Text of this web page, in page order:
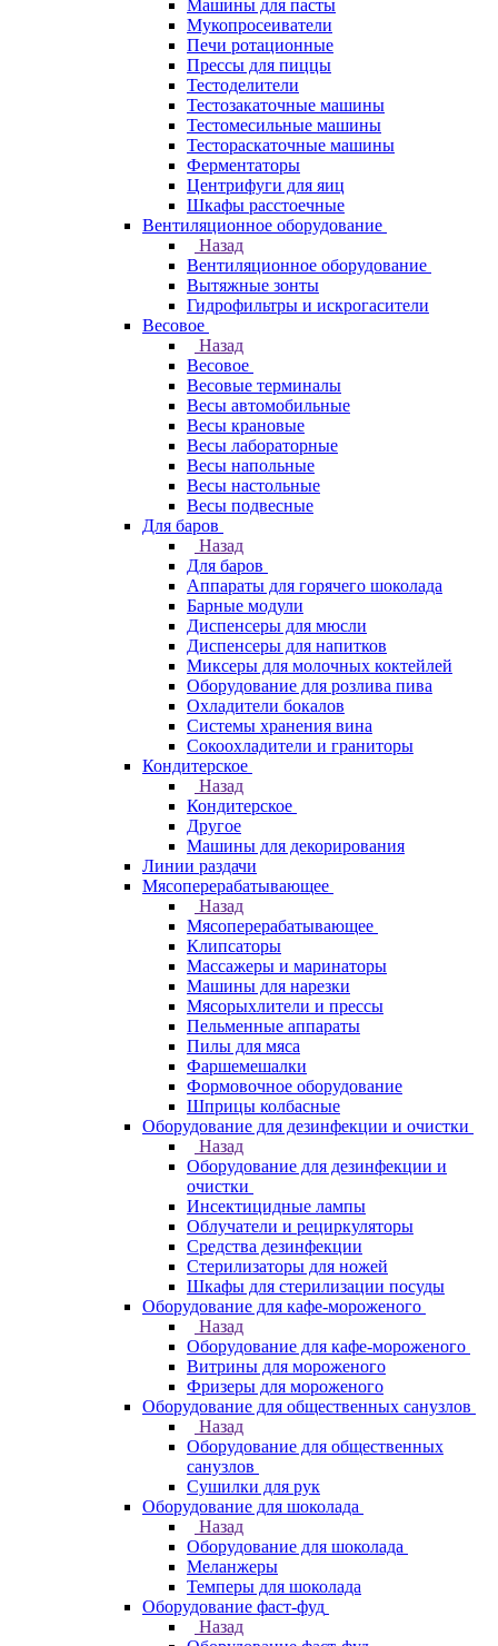
Машины для пасты
Мукопросеиватели
Печи ротационные
Прессы для пиццы
Тестоделители
Тестозакаточные машины
Тестомесильные машины
Тестораскаточные машины
Ферментаторы
Центрифуги для яиц
Шкафы расстоечные
Вентиляционное оборудование
Назад
Вентиляционное оборудование
Вытяжные зонты
Гидрофильтры и искрогасители
Весовое
Назад
Весовое
Весовые терминалы
Весы автомобильные
Весы крановые
Весы лабораторные
Весы напольные
Весы настольные
Весы подвесные
Для баров
Назад
Для баров
Аппараты для горячего шоколада
Барные модули
Диспенсеры для мюсли
Диспенсеры для напитков
Миксеры для молочных коктейлей
Оборудование для розлива пива
Охладители бокалов
Системы хранения вина
Сокоохладители и граниторы
Кондитерское
Назад
Кондитерское
Другое
Машины для декорирования
Линии раздачи
Мясоперерабатывающее
Назад
Мясоперерабатывающее
Клипсаторы
Массажеры и маринаторы
Машины для нарезки
Мясорыхлители и прессы
Пельменные аппараты
Пилы для мяса
Фаршемешалки
Формовочное оборудование
Шприцы колбасные
Оборудование для дезинфекции и очистки
Назад
Оборудование для дезинфекции и
очистки
Инсектицидные лампы
Облучатели и рециркуляторы
Средства дезинфекции
Стерилизаторы для ножей
Шкафы для стерилизации посуды
Оборудование для кафе-мороженого
Назад
Оборудование для кафе-мороженого
Витрины для мороженого
Фризеры для мороженого
Оборудование для общественных санузлов
Назад
Оборудование для общественных
санузлов
Сушилки для рук
Оборудование для шоколада
Назад
Оборудование для шоколада
Меланжеры
Темперы для шоколада
Оборудование фаст-фуд
Назад